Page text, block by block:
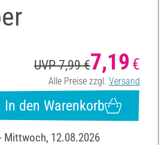
UVP 7,99 €7,19 €
Alle Preise zzgl. Versand
In den Warenkorb
Mittwoch, 12.08.2026